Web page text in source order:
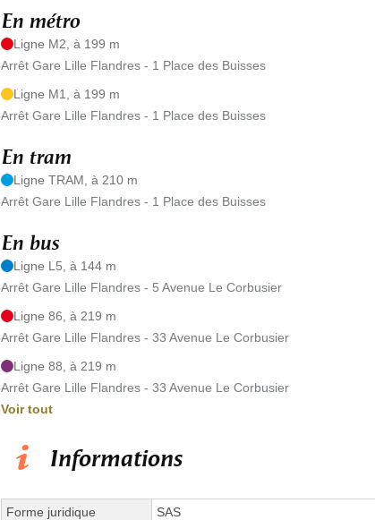
En métro
Ligne M2, à 199 m
Arrêt Gare Lille Flandres - 1 Place des Buisses
Ligne M1, à 199 m
Arrêt Gare Lille Flandres - 1 Place des Buisses
En tram
Ligne TRAM, à 210 m
Arrêt Gare Lille Flandres - 1 Place des Buisses
En bus
Ligne L5, à 144 m
Arrêt Gare Lille Flandres - 5 Avenue Le Corbusier
Ligne 86, à 219 m
Arrêt Gare Lille Flandres - 33 Avenue Le Corbusier
Ligne 88, à 219 m
Arrêt Gare Lille Flandres - 33 Avenue Le Corbusier
Voir tout
Informations
Forme juridique
SAS